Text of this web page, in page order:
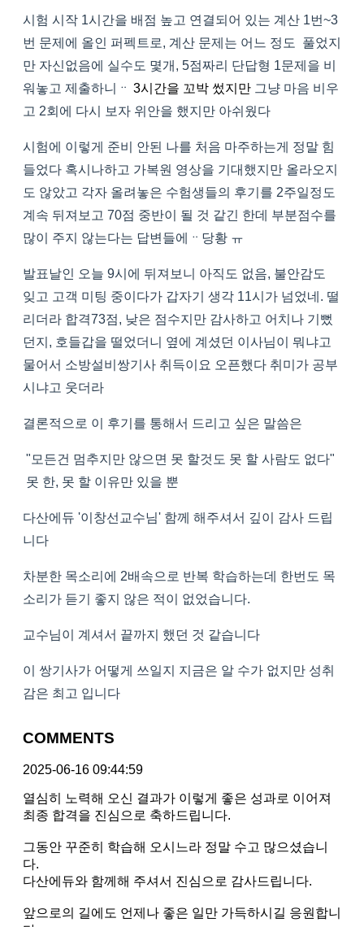
시험 시작 1시간을 배점 높고 연결되어 있는 계산 1번~3
번 문제에 올인 퍼펙트로, 계산 문제는 어느 정도 풀었지
만 자신없음에 실수도 몇개, 5점짜리 단답형 1문제을 비
워놓고 제출하니ᆢ 3시간을 꼬박 썼지만 그냥 마음 비우
고 2회에 다시 보자 위안을 했지만 아쉬웠다
시험에 이렇게 준비 안된 나를 처음 마주하는게 정말 힘
들었다 혹시나하고 가복원 영상을 기대했지만 올라오지
도 않았고 각자 올려놓은 수험생들의 후기를 2주일정도
계속 뒤져보고 70점 중반이 될 것 같긴 한데 부분점수를
많이 주지 않는다는 답변들에ᆢ당황 ㅠ
발표날인 오늘 9시에 뒤져보니 아직도 없음, 불안감도
잊고 고객 미팅 중이다가 갑자기 생각 11시가 넘었네. 떨
리더라 합격73점, 낮은 점수지만 감사하고 어치나 기뻤
던지, 호들갑을 떨었더니 옆에 계셨던 이사님이 뭐냐고
물어서 소방설비쌍기사 취득이요 오픈했다 취미가 공부
시냐고 웃더라
결론적으로 이 후기를 통해서 드리고 싶은 말씀은
"모든건 멈추지만 않으면 못 할것도 못 할 사람도 없다"
못 한, 못 할 이유만 있을 뿐
다산에듀 '이창선교수님' 함께 해주셔서 깊이 감사 드립
니다
차분한 목소리에 2배속으로 반복 학습하는데 한번도 목
소리가 듣기 좋지 않은 적이 없었습니다.
교수님이 계셔서 끝까지 했던 것 같습니다
이 쌍기사가 어떻게 쓰일지 지금은 알 수가 없지만 성취
감은 최고 입니다
COMMENTS
2025-06-16 09:44:59
열심히 노력해 오신 결과가 이렇게 좋은 성과로 이어져
최종 합격을 진심으로 축하드립니다.
그동안 꾸준히 학습해 오시느라 정말 수고 많으셨습니
다.
다산에듀와 함께해 주셔서 진심으로 감사드립니다.
앞으로의 길에도 언제나 좋은 일만 가득하시길 응원합니